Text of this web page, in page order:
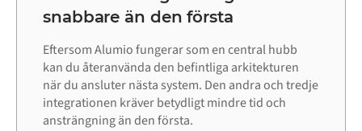
snabbare än den första
Eftersom Alumio fungerar som en central hubb
kan du återanvända den befintliga arkitekturen
när du ansluter nästa system. Den andra och tredje
integrationen kräver betydligt mindre tid och
ansträngning än den första.